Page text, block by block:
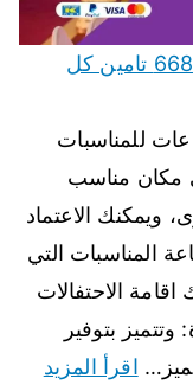
تأجير قاعات للمناسبات بنيدر 66875552 تامين كل
للمناسبات
مكان مناسب
ويمكنك الاعتماد
المناسبات التي
اقامة الاحتفالات
بتوفير
اقرأ المزيد